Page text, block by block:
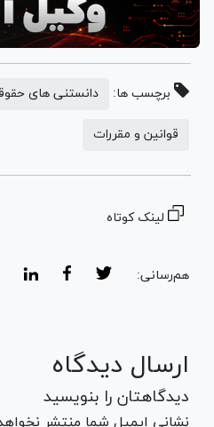
برچسب ها: دانستنی های
قوانین و مقررات
لینک کوتاه
هم‌رسانی:
ارسال دیدگاه
دیدگاهتان را بنویسید
نشانی ایمیل شما منتشر